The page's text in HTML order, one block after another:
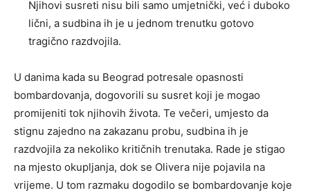
Njihovi susreti nisu bili samo umjetnički, već i duboko
lični, a sudbina ih je u jednom trenutku gotovo
tragično razdvojila.
U danima kada su Beograd potresale opasnosti
bombardovanja, dogovorili su susret koji je mogao
promijeniti tok njihovih života. Te večeri, umjesto da
stignu zajedno na zakazanu probu, sudbina ih je
razdvojila za nekoliko kritičnih trenutaka. Rade je stigao
na mjesto okupljanja, dok se Olivera nije pojavila na
vrijeme. U tom razmaku dogodilo se bombardovanje koje